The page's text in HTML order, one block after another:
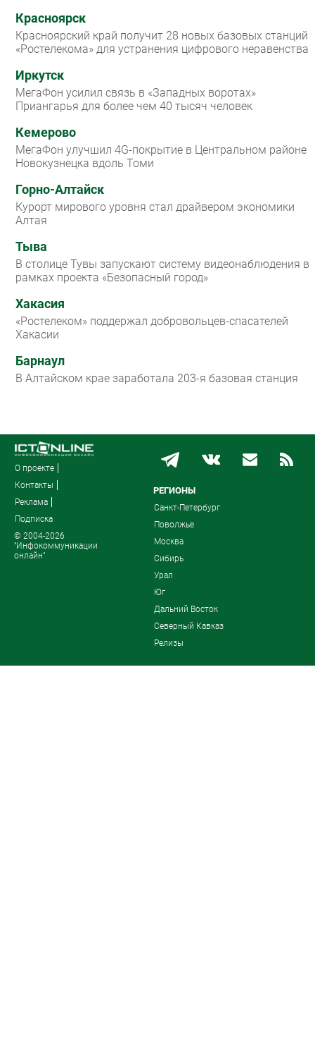
Красноярск
Красноярский край получит 28 новых базовых станций
«Ростелекома» для устранения цифрового неравенства
Иркутск
МегаФон усилил связь в «Западных воротах»
Приангарья для более чем 40 тысяч человек
Кемерово
МегаФон улучшил 4G-покрытие в Центральном районе
Новокузнецка вдоль Томи
Горно-Алтайск
Курорт мирового уровня стал драйвером экономики
Алтая
Тыва
В столице Тувы запускают систему видеонаблюдения в
рамках проекта «Безопасный город»
Хакасия
«Ростелеком» поддержал добровольцев-спасателей
Хакасии
Барнаул
В Алтайском крае заработала 203-я базовая станция
О проекте
Контакты
Реклама
Подписка
© 2004-2026
"Инфокоммуникации
онлайн"
РЕГИОНЫ
Санкт-Петербург
Поволжье
Москва
Сибирь
Урал
Юг
Дальний Восток
Северный Кавказ
Релизы